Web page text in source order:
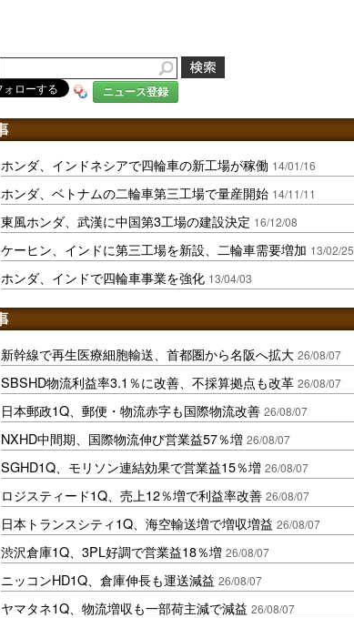
ニュース登録
ホンダ、インドネシアで四輪車の新工場が稼働 14/01/16
ホンダ、ベトナムの二輪車第三工場で量産開始 14/11/11
東風ホンダ、武漢に中国第3工場の建設決定 16/12/08
ケーヒン、インドに第三工場を新設、二輪車需要増加 13/02/25
ホンダ、インドで四輪車事業を強化 13/04/03
新幹線で再生医療細胞輸送、首都圏から名阪へ拡大 26/08/07
SBSHD物流利益率3.1％に改善、不採算拠点も改革 26/08/07
日本郵政1Q、郵便・物流赤字も国際物流改善 26/08/07
NXHD中間期、国際物流伸び営業益57％増 26/08/07
SGHD1Q、モリソン連結効果で営業益15％増 26/08/07
ロジスティード1Q、売上12％増で利益率改善 26/08/07
日本トランスシティ1Q、海空輸送増で増収増益 26/08/07
渋沢倉庫1Q、3PL好調で営業益18％増 26/08/07
ニッコンHD1Q、倉庫伸長も運送減益 26/08/07
ヤマタネ1Q、物流増収も一部荷主減で減益 26/08/07